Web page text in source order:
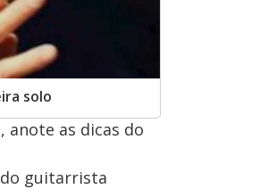
solo
anote as dicas do
do guitarrista